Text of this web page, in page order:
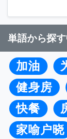
単語から探
加油
健身房
快餐
家喻户晓